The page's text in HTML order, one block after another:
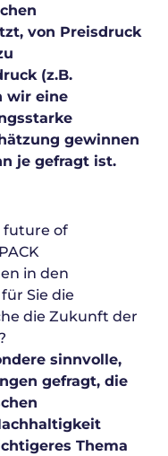
von Preisdruck
(z.B.
wir eine
gewinnen
je gefragt ist.
future of
in den
Sie die
die Zukunft der
sinnvolle,
gefragt, die
Thema